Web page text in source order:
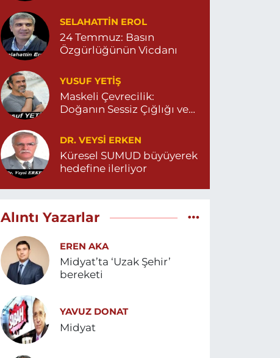
SELAHATTIN EROL
24 Temmuz: Basın
Özgürlüğünün Vicdanı
YUSUF YETİŞ
Maskeli Çevrecilik:
Doğanın Sessiz Çığlığı ve
DR. VEYSI ERKEN
Küresel SUMUD büyüyerek
hedefine ilerliyor
Alıntı Yazarlar
EREN AKA
Midyat’ta ‘Uzak Şehir’
bereketi
YAVUZ DONAT
Midyat